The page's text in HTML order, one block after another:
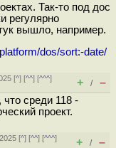
Так-то под дос
регулярно
вышло, например.
dos/sort:-date/
[^] [^^] [^^^]
+ / –
среди 118 -
проект.
[^] [^^] [^^^]
+ / –